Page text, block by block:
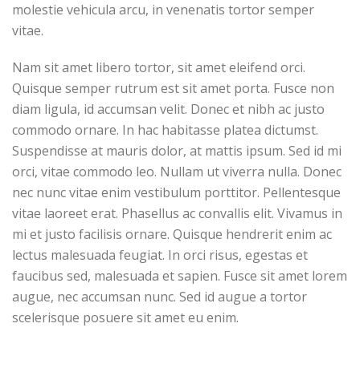
molestie vehicula arcu, in venenatis tortor semper
vitae.
Nam sit amet libero tortor, sit amet eleifend orci.
Quisque semper rutrum est sit amet porta. Fusce non
diam ligula, id accumsan velit. Donec et nibh ac justo
commodo ornare. In hac habitasse platea dictumst.
Suspendisse at mauris dolor, at mattis ipsum. Sed id mi
orci, vitae commodo leo. Nullam ut viverra nulla. Donec
nec nunc vitae enim vestibulum porttitor. Pellentesque
vitae laoreet erat. Phasellus ac convallis elit. Vivamus in
mi et justo facilisis ornare. Quisque hendrerit enim ac
lectus malesuada feugiat. In orci risus, egestas et
faucibus sed, malesuada et sapien. Fusce sit amet lorem
augue, nec accumsan nunc. Sed id augue a tortor
scelerisque posuere sit amet eu enim.